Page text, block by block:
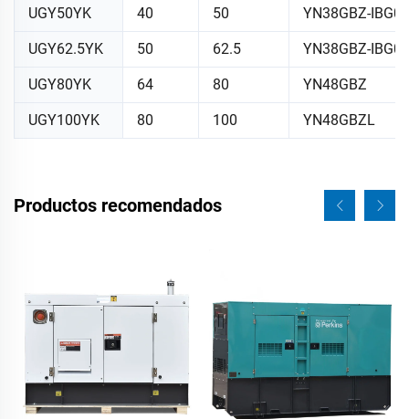
UGY50YK 40 50 YN38GBZ-
UGY62.5YK 50 62.5 YN38GBZ-
UGY80YK 64 80 YN48GBZ
UGY100YK 80 100 YN48GBZL
Productos recomendados